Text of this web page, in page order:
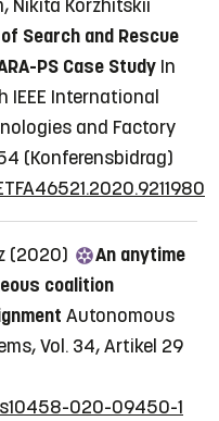
Nikita Korzhitskii
Search and Rescue
PS Case Study In
International
and Factory
(Konferensbidrag)
(2020)
An anytime
coalition
Autonomous
Vol. 34, Artikel 29
020-09450-1